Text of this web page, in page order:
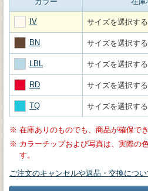
IV サイズを選択す
BN サイズを選択す
LBL サイズを選択す
RD サイズを選択す
TQ サイズを選択す
※ 在庫ありのものでも、商品が確保で
※ カラーチップおよび写真は、実際の
す。
ご注文のキャンセルや返品・交換につい